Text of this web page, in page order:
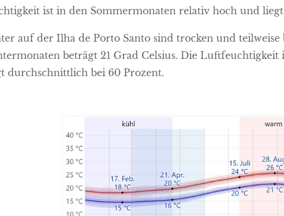
ist in den Sommermonaten relativ hoch und
auf der Ilha de Porto Santo sind trocken und
beträgt 21 Grad Celsius. Die
durchschnittlich bei 60 Prozent.